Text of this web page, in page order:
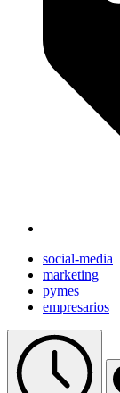
social-media
marketing
pymes
empresarios